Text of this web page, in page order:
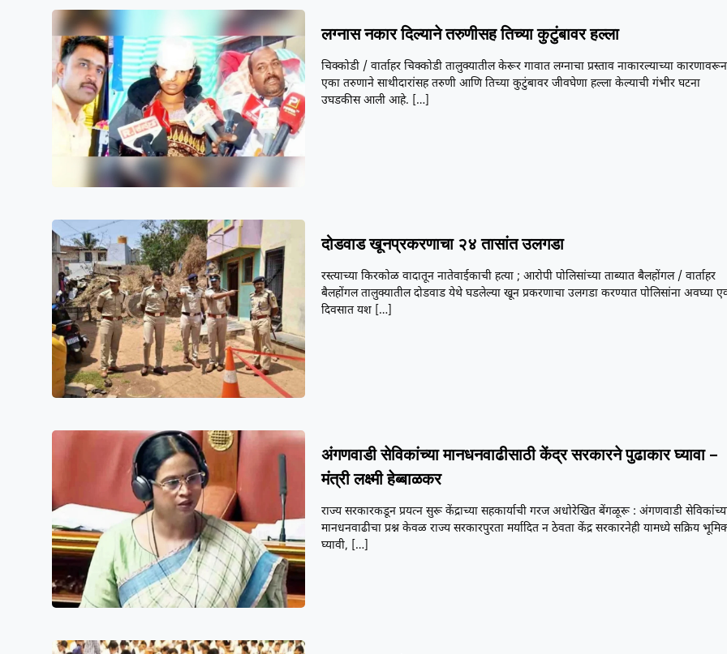
लग्नास नकार दिल्याने तरुणीसह तिच्या कुटुंबावर हल्ला
चिक्कोडी / वार्ताहर चिक्कोडी तालुक्यातील केरूर गावात लग्नाचा प्रस्ताव नाकारल्याच्या कारणावरून
एका तरुणाने साथीदारांसह तरुणी आणि तिच्या कुटुंबावर जीवघेणा हल्ला केल्याची गंभीर घटना
उघडकीस आली आहे. […]
दोडवाड खूनप्रकरणाचा २४ तासांत उलगडा
रस्त्याच्या किरकोळ वादातून नातेवाईकाची हत्या ; आरोपी पोलिसांच्या ताब्यात बैलहोंगल / वार्ताहर
बैलहोंगल तालुक्यातील दोडवाड येथे घडलेल्या खून प्रकरणाचा उलगडा करण्यात पोलिसांना अवघ्या
दिवसात यश […]
अंगणवाडी सेविकांच्या मानधनवाढीसाठी केंद्र सरकारने पुढाकार घ्यावा –
मंत्री लक्ष्मी हेब्बाळकर
राज्य सरकारकडून प्रयत्न सुरू केंद्राच्या सहकार्याची गरज अधोरेखित बेंगळूरू : अंगणवाडी
मानधनवाढीचा प्रश्न केवळ राज्य सरकारपुरता मर्यादित न ठेवता केंद्र सरकारनेही यामध्ये सक्रिय
घ्यावी, […]